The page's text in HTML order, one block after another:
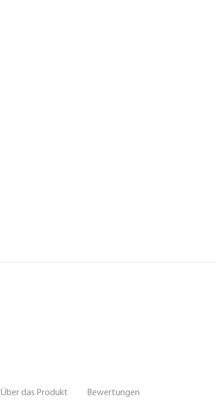
Über das Produkt Bewertungen